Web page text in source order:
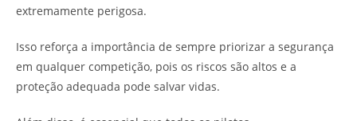
extremamente perigosa.
Isso reforça a importância de sempre priorizar a segurança
em qualquer competição, pois os riscos são altos e a
proteção adequada pode salvar vidas.